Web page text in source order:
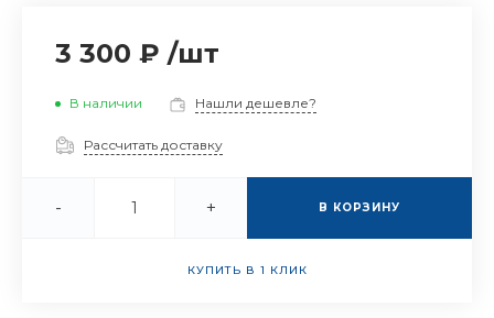
3 300 ₽ /шт
В наличии Нашли дешевле?
Рассчитать доставку
- + В КОРЗИНУ
КУПИТЬ В 1 КЛИК